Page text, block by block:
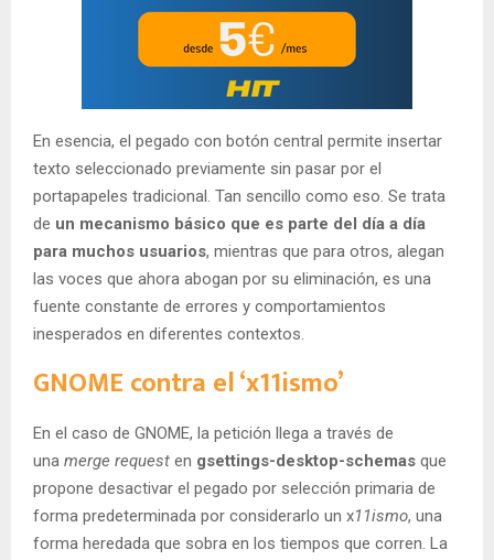
En esencia, el pegado con botón central permite insertar
texto seleccionado previamente sin pasar por el
portapapeles tradicional. Tan sencillo como eso. Se trata
de un mecanismo básico que es parte del día a día
para muchos usuarios, mientras que para otros, alegan
las voces que ahora abogan por su eliminación, es una
fuente constante de errores y comportamientos
inesperados en diferentes contextos.
GNOME contra el ‘x11ismo’
En el caso de GNOME, la petición llega a través de
una merge request en gsettings-desktop-schemas que
propone desactivar el pegado por selección primaria de
forma predeterminada por considerarlo un x11ismo, una
forma heredada que sobra en los tiempos que corren. La